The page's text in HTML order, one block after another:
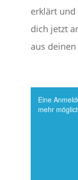
erklärt
dich jetzt
aus